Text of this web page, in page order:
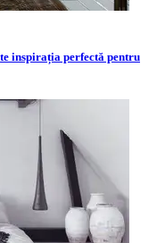
inspirația perfectă pentru